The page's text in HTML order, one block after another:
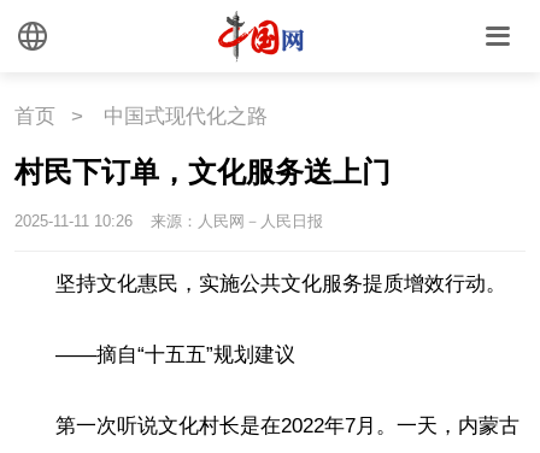
首页 > 中国式现代化之路
村民下订单，文化服务送上门
2025-11-11 10:26 来源：人民网－人民日报
坚持文化惠民，实施公共文化服务提质增效行动。
——摘自“十五五”规划建议
第一次听说文化村长是在2022年7月。一天，内蒙古